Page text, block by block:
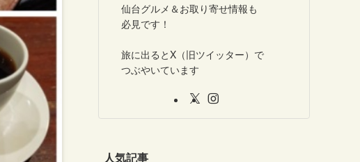
仙台グルメ＆お取り寄せ情報も
必見です！
旅に出るとX（旧ツイッター）で
つぶやいています
人気記事